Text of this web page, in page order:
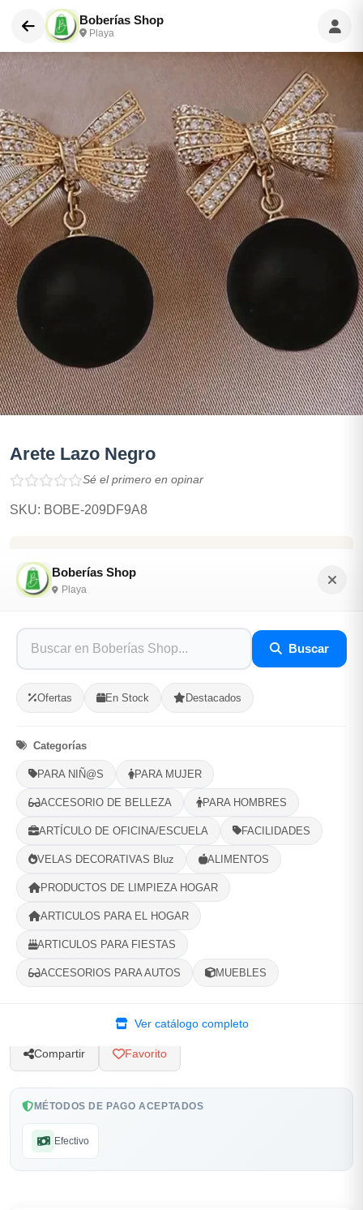
Boberías Shop
Playa
Boberías Shop
Playa
Buscar
Ofertas En Stock Destacados
Categorías
PARA NIÑ@S PARA MUJER
ACCESORIO DE BELLEZA PARA HOMBRES
ARTÍCULO DE OFICINA/ESCUELA FACILIDADES
VELAS DECORATIVAS Bluz ALIMENTOS
PRODUCTOS DE LIMPIEZA HOGAR
ARTICULOS PARA EL HOGAR
ARTICULOS PARA FIESTAS
ACCESORIOS PARA AUTOS MUEBLES
Ver catálogo completo
Arete Lazo Negro
Sé el primero en opinar
SKU: BOBE-209DF9A8
$800.00
Opciones de Envio
Selecciona tu ubicacion
PROVINCIA
- +
Categorías: Joyería
Compartir Favorito
MÉTODOS DE PAGO ACEPTADOS
Efectivo